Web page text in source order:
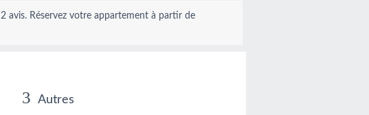
2avis. Réservez votre appartement à partir de
Autres